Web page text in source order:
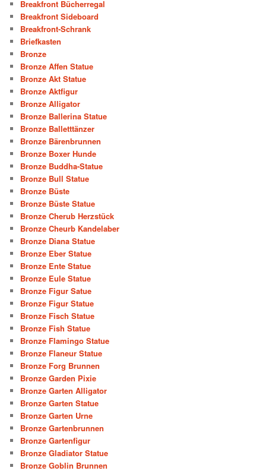
Breakfront Bücherregal
Breakfront Sideboard
Breakfront-Schrank
Briefkasten
Bronze
Bronze Affen Statue
Bronze Akt Statue
Bronze Aktfigur
Bronze Alligator
Bronze Ballerina Statue
Bronze Balletttänzer
Bronze Bärenbrunnen
Bronze Boxer Hunde
Bronze Buddha-Statue
Bronze Bull Statue
Bronze Büste
Bronze Büste Statue
Bronze Cherub Herzstück
Bronze Cheurb Kandelaber
Bronze Diana Statue
Bronze Eber Statue
Bronze Ente Statue
Bronze Eule Statue
Bronze Figur Satue
Bronze Figur Statue
Bronze Fisch Statue
Bronze Fish Statue
Bronze Flamingo Statue
Bronze Flaneur Statue
Bronze Forg Brunnen
Bronze Garden Pixie
Bronze Garten Alligator
Bronze Garten Statue
Bronze Garten Urne
Bronze Gartenbrunnen
Bronze Gartenfigur
Bronze Gladiator Statue
Bronze Goblin Brunnen